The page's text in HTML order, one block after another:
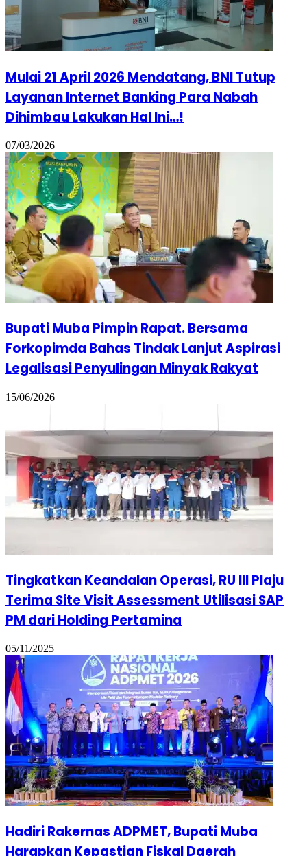
Mulai 21 April 2026 Mendatang, BNI Tutup
Layanan Internet Banking Para Nabah
Dihimbau Lakukan Hal Ini…!
07/03/2026
Bupati Muba Pimpin Rapat. Bersama
Forkopimda Bahas Tindak Lanjut Aspirasi
Legalisasi Penyulingan Minyak Rakyat
15/06/2026
Tingkatkan Keandalan Operasi, RU III Plaju
Terima Site Visit Assessment Utilisasi SAP
PM dari Holding Pertamina
05/11/2025
Hadiri Rakernas ADPMET, Bupati Muba
Harapkan Kepastian Fiskal Daerah